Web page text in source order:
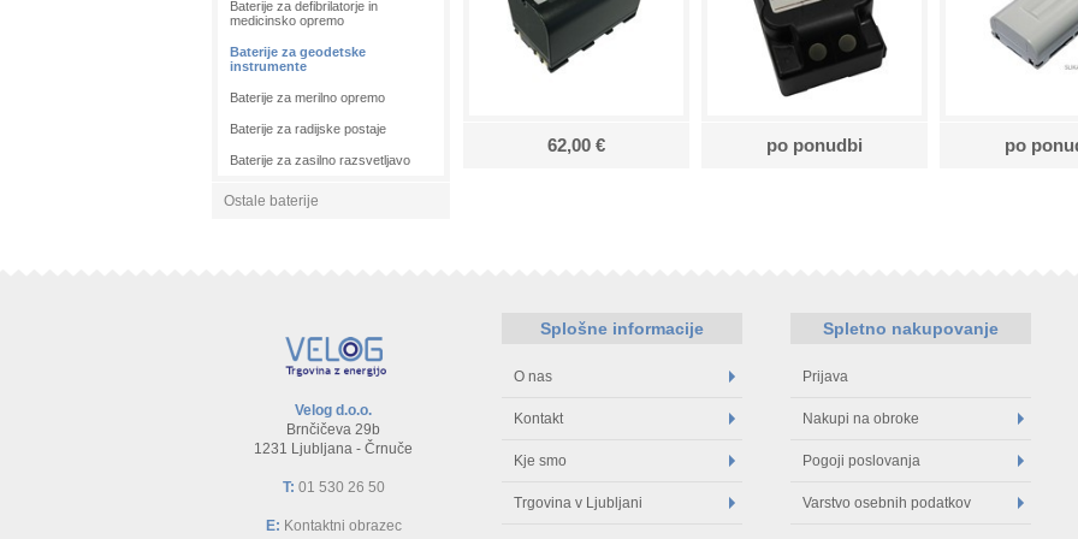
Baterije za defibrilatorje in
medicinsko opremo
Baterije za geodetske
instrumente
Baterije za merilno opremo
Baterije za radijske postaje
Baterije za zasilno razsvetljavo
Ostale baterije
62,00 € po ponudbi po
Velog d.o.o.
Brnčičeva 29b
1231 Ljubljana - Črnuče
T: 01 530 26 50
E: Kontaktni obrazec
Splošne informacije
O nas
Kontakt
Kje smo
Trgovina v Ljubljani
Spletno nakupovanje
Prijava
Nakupi na obroke
Pogoji poslovanja
Varstvo osebnih podatkov